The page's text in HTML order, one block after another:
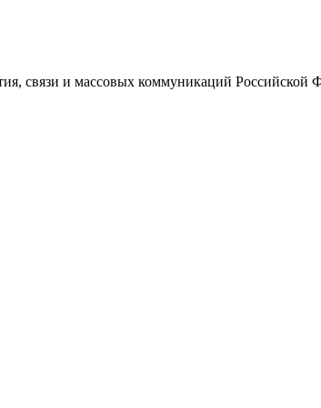
связи и массовых коммуникаций Российской